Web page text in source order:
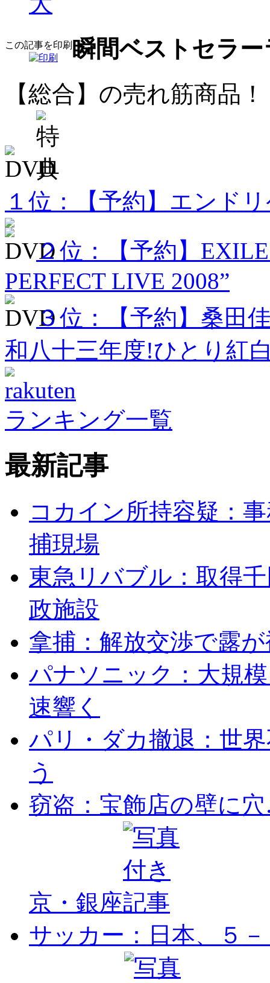
この記事を印刷 瞬間ベストセラ
【総合】の売れ筋商品！
１位：【予約】エンド
２位：【予約】
PERFECT LIVE 2008”
３位：【予約】桑田
和八十三年度!ひとり紅
ランキング一覧
最新記事
コカイン所持容疑：
捕現場
東急リバブル：取得
政施設
拿捕：解放交渉で露
パナソニック：大規
速響く
パリ・ダカ撤退：世
う
窃盗：宝飾店の壁に
京・銀座
サッカー：日本、５